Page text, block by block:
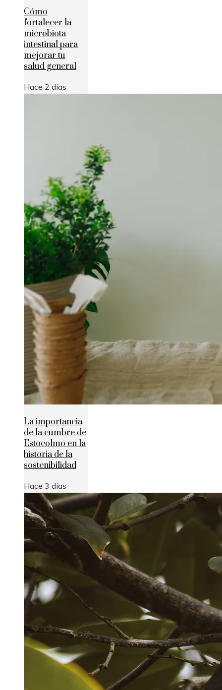
Cómo
fortalecer la
microbiota
intestinal para
mejorar tu
salud general
Hace 2 días
La importancia
de la cumbre de
Estocolmo en la
historia de la
sostenibilidad
Hace 3 días